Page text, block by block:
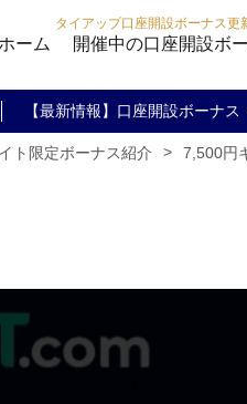
ホーム
タイアップ口座開設ボーナス更
開催中の口座開設ボ
【最新情報】口座開設ボーナス
ト限定ボーナス紹介 > 7,500円